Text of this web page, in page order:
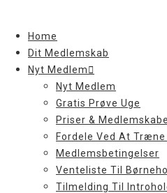
contentHome
Dit Medlemskab
Nyt Medlem
Nyt Medlem
Gratis Prøve Uge
Priser &
Fordele Ved At Træne
Medlemsbetingelser
Venteliste Til
Tilmelding Til